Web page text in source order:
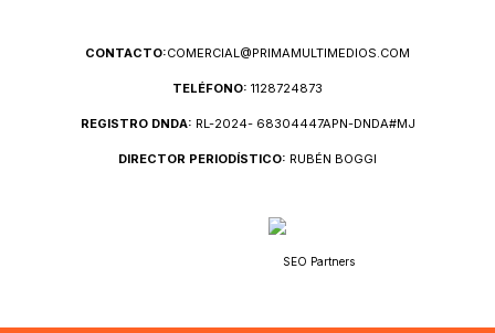
CONTACTO:COMERCIAL@PRIMAMULTIMEDIOS.COM
TELÉFONO: 1128724873
REGISTRO DNDA: RL-2024- 68304447APN-DNDA#MJ
DIRECTOR PERIODÍSTICO: RUBÉN BOGGI
SEO Partners